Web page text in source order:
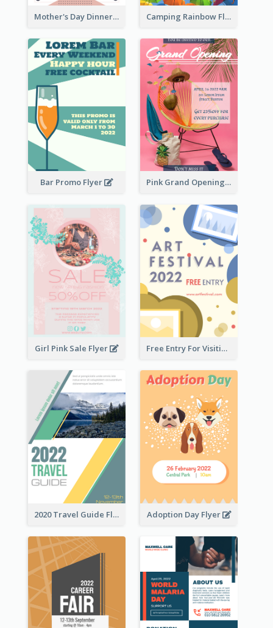
Mother's Day Dinner Promotion Flyer Camping Rainbow Flyer
Bar Promo Flyer Pink Grand Opening Flyer
Girl Pink Sale Flyer Free Entry For Visiting Art Fest Flyer
2020 Travel Guide Flyer Adoption Day Flyer